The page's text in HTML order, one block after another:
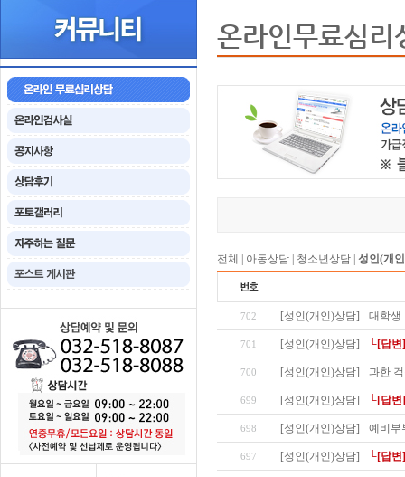
온라인무료심리
전체 아동상담 청소년상담 성인(개
702 [성인(개인)상담] 대학생
701 [성인(개인)상담] └[답변]
700 [성인(개인)상담] 과한
699 [성인(개인)상담] └[답변]
698 [성인(개인)상담] 예비부
697 [성인(개인)상담] └[답변]